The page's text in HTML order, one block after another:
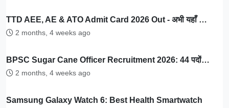
TTD AEE, AE & ATO Admit Card 2026 Out - अभी यहाँ …
2 months, 4 weeks ago
BPSC Sugar Cane Officer Recruitment 2026: 44 पदों…
2 months, 4 weeks ago
Samsung Galaxy Watch 6: Best Health Smartwatch